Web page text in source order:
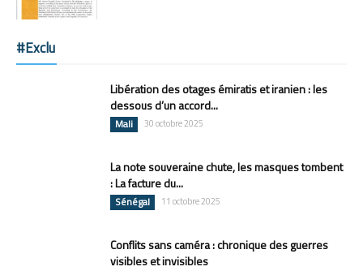
#Exclu
Libération des otages émiratis et iranien : les
dessous d’un accord...
Mali 30 octobre 2025
La note souveraine chute, les masques tombent
: La facture du...
Sénégal 11 octobre 2025
Conflits sans caméra : chronique des guerres
visibles et invisibles